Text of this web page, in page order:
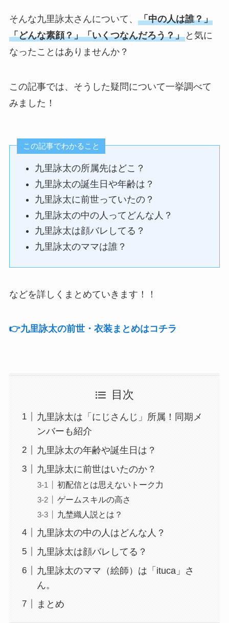
そんな九里詠太さんについて、 「中の人は誰？」
「どんな素顔？」「いくつなんだろう？」と気に
なったことはありませんか？
この記事では、そうした疑問について一挙調べて
みました！
この記事でわかること
九里詠太の所属先はどこ？
九里詠太の誕生日や年齢は？
九里詠太に前世っていたの？
九里詠太の中の人ってどんな人？
九里詠太は顔バレしてる？
九里詠太のママは誰？
などを詳しくまとめていきます！！
👉️九里詠太の前世・衣装まとめはコチラ
目次
九里詠太は「にじさんじ」所属！同期メ
ンバーも紹介
九里詠太の年齢や誕生日は？
九里詠太に前世はいたのか？
初配信とは思えないトーク力
ゲームスキルの高さ
九埜織人説とは？
九里詠太の中の人はどんな人？
九里詠太は顔バレしてる？
九里詠太のママ（絵師）は「ituca」さ
ん。
まとめ